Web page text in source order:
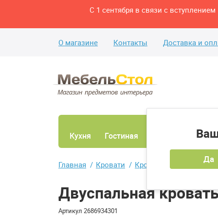
С 1 сентября в связи с
О магазине Контакты Доставка и
Да
Кухня Гостиная
Главная Кровати Кровати двуспальные
Двуспальная
Артикул 2686934301